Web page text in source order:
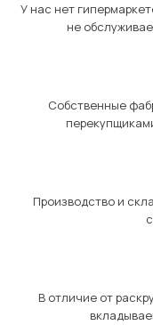
У нас нет
не
Собственные
Производство и
В отличие от